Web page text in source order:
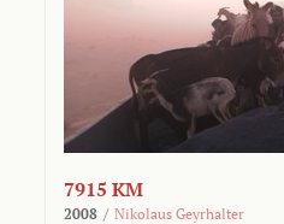
7915 KM
2008 / Nikolaus Geyrhalter